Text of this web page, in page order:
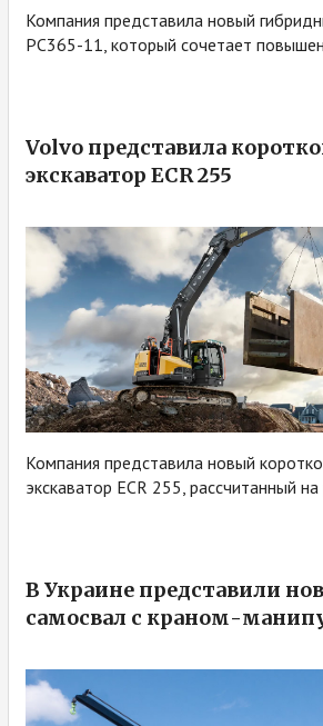
Компания представила новый
PC365-11, который сочетает
Volvo представила
экскаватор ECR 255
Компания представила новый
экскаватор ECR 255, рассчитанный
В Украине представили
самосвал с краном-